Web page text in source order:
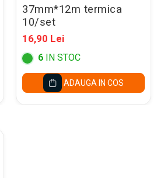
37mm*12m termica
10/set
16,90 Lei
6 IN STOC
ADAUGA IN COS